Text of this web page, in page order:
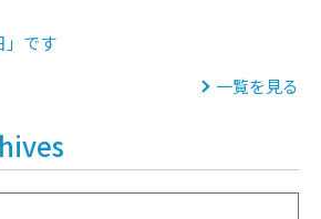
」です
一覧を見る